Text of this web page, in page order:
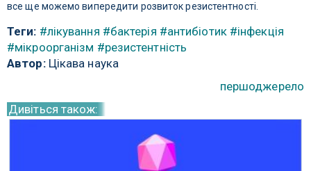
все ще можемо випередити розвиток резистентності.
Теги: #лікування #бактерія #антибіотик #інфекція
#мікроорганізм #резистентність
Автор:Цікава наука
першоджерело
Дивіться також: